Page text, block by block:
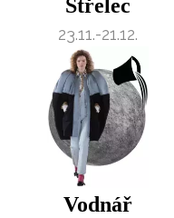
Střelec
23.11.-21.12.
Vodnář